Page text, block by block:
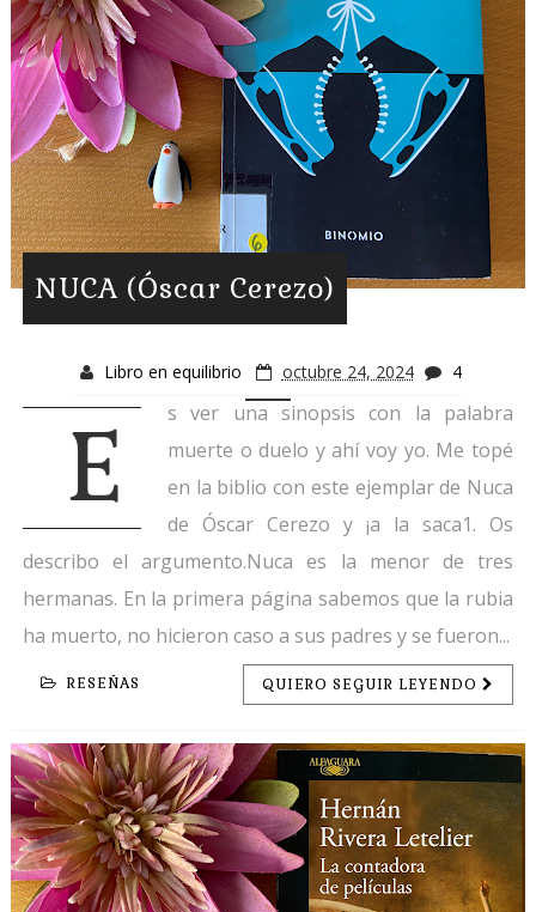
NUCA (Óscar Cerezo)
Libro en equilibrio octubre 24, 2024 4
E
s ver una sinopsis con la palabra
muerte o duelo y ahí voy yo. Me topé
en la biblio con este ejemplar de Nuca
de Óscar Cerezo y ¡a la saca1. Os
describo el argumento.Nuca es la menor de tres
hermanas. En la primera página sabemos que la rubia
ha muerto, no hicieron caso a sus padres y se fueron...
RESEÑAS QUIERO SEGUIR LEYENDO